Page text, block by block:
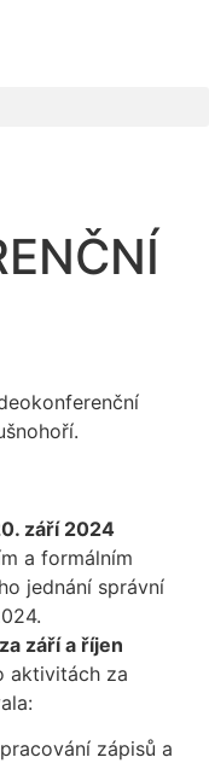
září 2024
a formálním
jednání správní
září a říjen
aktivitách za
zápisů a